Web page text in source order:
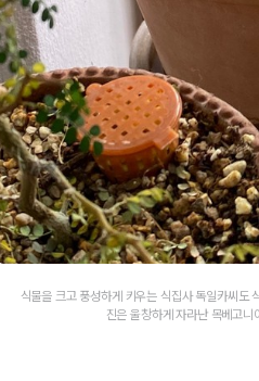
식물을 크고 풍성하게 키우는 식집사 독일카씨도
진은 울창하게 자라난 목베고